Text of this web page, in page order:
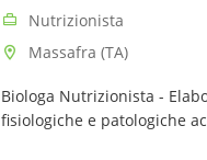
Nutrizionista
Massafra (TA)
Biologa Nutrizionista -
fisiologiche e patologiche